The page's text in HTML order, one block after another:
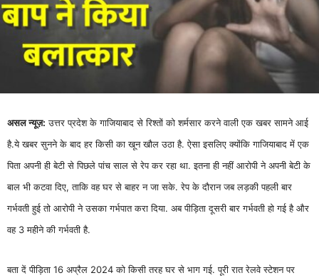
असल न्यूज़: उत्तर प्रदेश के गाजियाबाद से रिश्तों को शर्मसार करने वाली एक खबर सामने आई
है.ये खबर सुनने के बाद हर किसी का खून खौल उठा है. ऐसा इसलिए क्योंकि गाजियाबाद में एक
पिता अपनी ही बेटी से पिछले पांच साल से रेप कर रहा था. इतना ही नहीं आरोपी ने अपनी बेटी के
बाल भी कटवा दिए, ताकि वह घर से बाहर न जा सके. रेप के दौरान जब लड़की पहली बार
गर्भवती हुई तो आरोपी ने उसका गर्भपात करा दिया. अब पीड़िता दूसरी बार गर्भवती हो गई है और
वह 3 महीने की गर्भवती है.
बता दें पीड़िता 16 अप्रैल 2024 को किसी तरह घर से भाग गई. पूरी रात रेलवे स्टेशन पर